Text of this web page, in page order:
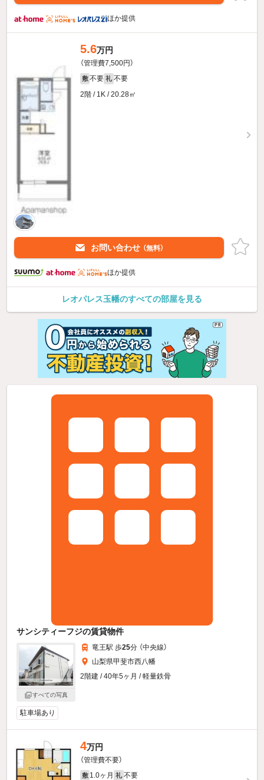
ほか提供
5.6万円
（管理費7,500円）
敷 不要 礼 不要
2階 / 1K / 20.28㎡
お問い合わせ （無料）
ほか提供
レオパレス玉幡のすべての部屋を見る
サンシティーフジの賃貸物件
すべての写真
竜王駅 歩25分 （中央線）
山梨県甲斐市西八幡
2階建 / 40年5ヶ月 / 軽量鉄骨
駐車場あり
4万円
（管理費不要）
敷 1.0ヶ月 礼 不要